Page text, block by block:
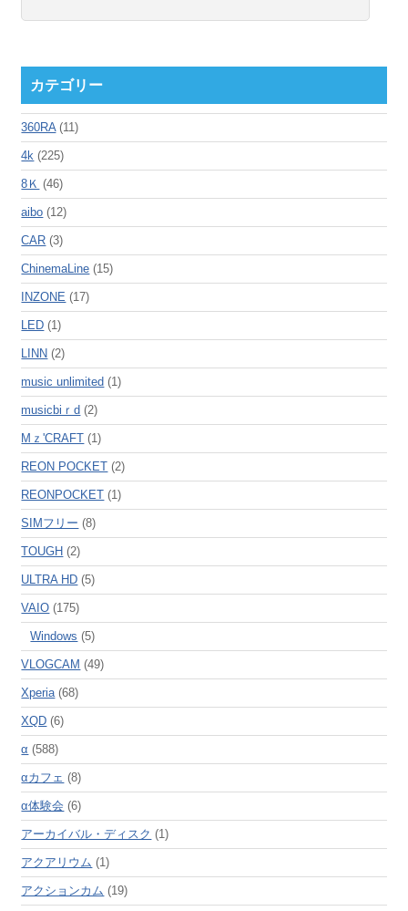
カテゴリー
360RA(11)
4k (225)
8Ｋ (46)
aibo (12)
CAR (3)
ChinemaLine (15)
INZONE (17)
LED (1)
LINN (2)
music unlimited (1)
musicbiｒd (2)
Mｚ'CRAFT (1)
REON POCKET (2)
REONPOCKET (1)
SIMフリー (8)
TOUGH (2)
ULTRA HD (5)
VAIO (175)
Windows (5)
VLOGCAM (49)
Xperia(68)
XQD (6)
α (588)
αカフェ (8)
α体験会 (6)
アーカイバル・ディスク (1)
アクアリウム (1)
アクションカム (19)